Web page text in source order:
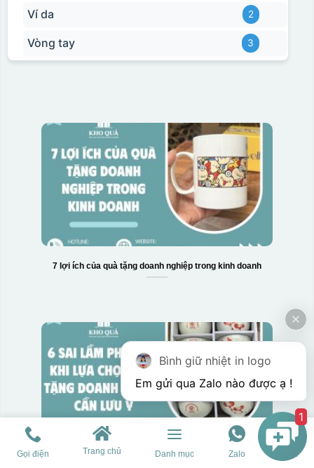
Ví da 2
Vòng tay 3
7 lợi ích của quà tặng doanh nghiệp trong kinh doanh
Gọi điện Trang chủ Danh mục Zalo
Bình giữ nhiệt in logo
1